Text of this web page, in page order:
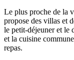
Le plus proche de la
propose des villas et
le petit-déjeuner et le
et la cuisine
repas.